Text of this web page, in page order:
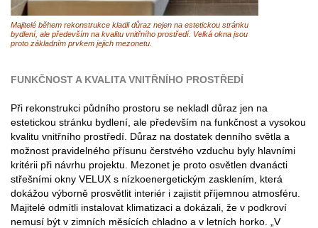
Majitelé během rekonstrukce kladli důraz nejen na estetickou stránku
bydlení, ale především na kvalitu vnitřního prostředí. Velká okna jsou
proto základním prvkem jejich mezonetu.
FUNKČNOST A KVALITA VNITŘNÍHO PROSTŘEDÍ
Při rekonstrukci půdního prostoru se nekladl důraz jen na
estetickou stránku bydlení, ale především na funkčnost a vysokou
kvalitu vnitřního prostředí. Důraz na dostatek denního světla a
možnost pravidelného přísunu čerstvého vzduchu byly hlavními
kritérii při návrhu projektu. Mezonet je proto osvětlen dvanácti
střešními okny VELUX s nízkoenergetickým zasklením, která
dokážou výborně prosvětlit interiér i zajistit příjemnou atmosféru.
Majitelé odmítli instalovat klimatizaci a dokázali, že v podkroví
nemusí být v zimních měsících chladno a v letních horko. „V